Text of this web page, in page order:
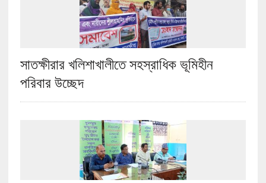
সাতক্ষীরার খলিশাখালীতে সহস্রাধিক ভূমিহীন
পরিবার উচ্ছেদ